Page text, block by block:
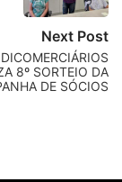
Next Post
8º SORTEIO DA
DE SÓCIOS